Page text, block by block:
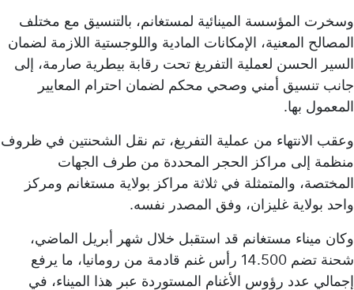
وسخرت المؤسسة المينائية لمستغانم، بالتنسيق مع مختلف
المصالح المعنية، الإمكانات المادية واللوجستية اللازمة لضمان
السير الحسن لعملية التفريغ تحت رقابة بيطرية صارمة، إلى
جانب تنسيق أمني وصحي محكم لضمان احترام المعايير
المعمول بها.
وعقب الانتهاء من عملية التفريغ، تم نقل الشحنتين في ظروف
منظمة إلى مراكز الحجر المحددة من طرف الجهات
المختصة، والمتمثلة في ثلاثة مراكز بولاية مستغانم ومركز
واحد بولاية غليزان، وفق المصدر نفسه.
وكان ميناء مستغانم قد استقبل خلال شهر أبريل الماضي،
شحنة تضم 14.500 رأس غنم قادمة من رومانيا، ما يرفع
إجمالي عدد رؤوس الأغنام المستوردة عبر هذا الميناء، في